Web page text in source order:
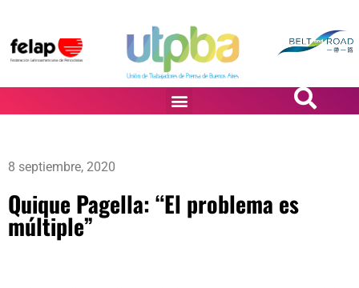
8 septiembre, 2020
Quique Pagella: “El problema es
múltiple”